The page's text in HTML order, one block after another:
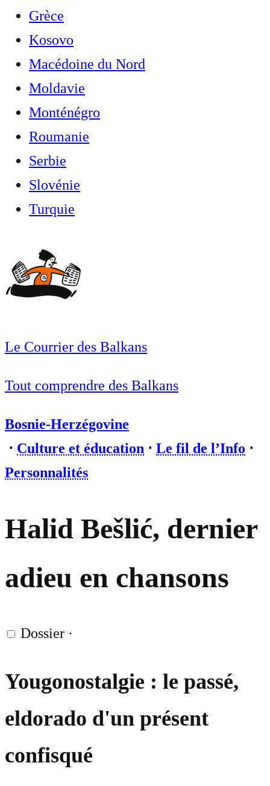
Grèce
Kosovo
Macédoine du Nord
Moldavie
Monténégro
Roumanie
Serbie
Slovénie
Turquie
Le Courrier des Balkans
Tout comprendre des Balkans
Bosnie-Herzégovine
⋅ Culture et éducation ⋅ Le fil de l’Info ⋅
Personnalités
Halid Bešlić, dernier
adieu en chansons
Dossier ·
Yougonostalgie : le passé,
eldorado d'un présent
confisqué